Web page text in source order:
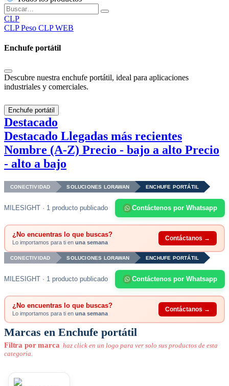
CLP
CLP Peso CLP WEB
Enchufe portátil
Descubre nuestra enchufe portátil, ideal para aplicaciones
industriales y comerciales.
Enchufe portátil
Destacado
Destacado Llegadas más recientes
Nombre (A-Z) Precio - bajo a alto Precio
- alto a bajo
CONECTIVIDAD SOLUCIONES LORAWAN ENCHUFE PORTÁTIL
MILESIGHT · 1 producto publicado Contáctenos por Whatsapp
¿No encuentras lo que buscas?
Lo importamos para ti en una semana
Contáctanos →
CONECTIVIDAD SOLUCIONES LORAWAN ENCHUFE PORTÁTIL
MILESIGHT · 1 producto publicado Contáctenos por Whatsapp
¿No encuentras lo que buscas?
Lo importamos para ti en una semana
Contáctanos →
Marcas en Enchufe portátil
Filtra por marca haz click en un logo para ver solo sus productos de esta
categoria.